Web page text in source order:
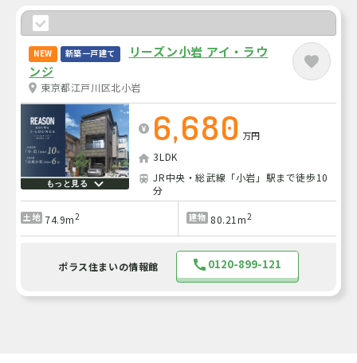
NEW 新築一戸建て
リーズン小岩 アイ・ラウ
ンジ
東京都江戸川区北小岩
もっと見る
6,680 万円
3LDK
JR中央・総武線「小岩」駅まで徒歩10
分
土地 74.9m2 建物 80.21m2
ポラス住まいの情報館 0120-899-121